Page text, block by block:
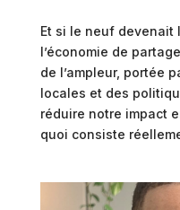
Et si le neuf devenait
l’économie de
de l’ampleur, portée
locales et des
réduire notre impact
quoi consiste